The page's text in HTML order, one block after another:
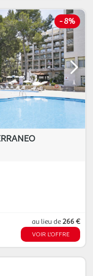
-8%
au lieu de 266 €
VOIR L'OFFRE